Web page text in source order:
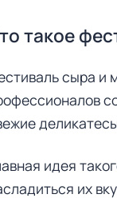
такое
сыра и
идея
их